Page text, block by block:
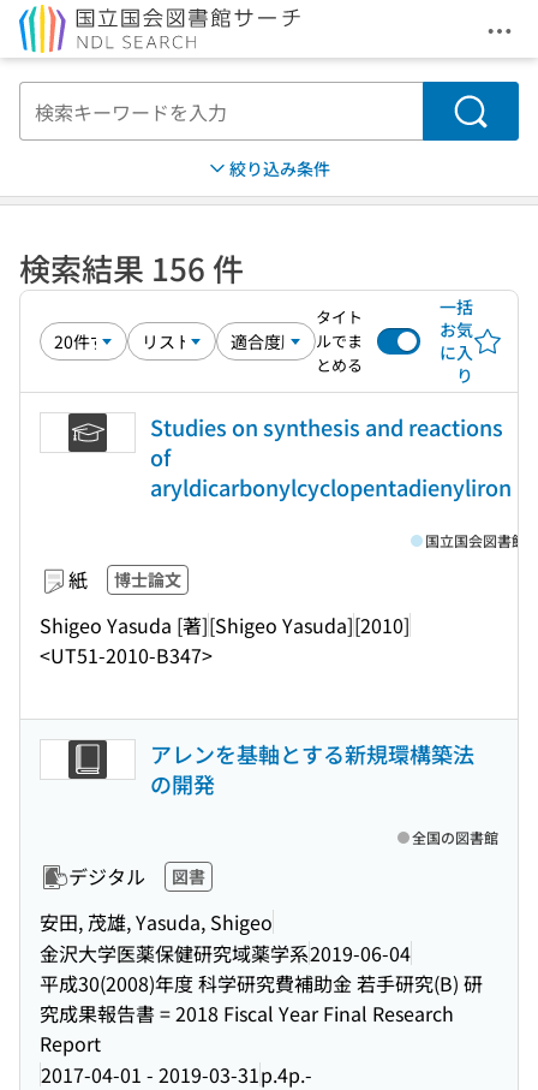
メ
検索
絞り込み条件
検索結果 156 件
タイト
ルでま
とめる
一括
お気
に入
り
Studies on synthesis and reactions
of
aryldicarbonylcyclopentadienyliron
紙 博士論文
Shigeo Yasuda [著][Shigeo Yasuda][2010]
<UT51-2010-B347>
国立国会図書館
アレンを基軸とする新規環構築法
の開発
デジタル 図書
安田, 茂雄, Yasuda, Shigeo
金沢大学医薬保健研究域薬学系2019-06-04
平成30(2008)年度 科学研究費補助金 若手研究(B) 研
究成果報告書 = 2018 Fiscal Year Final Research
Report
2017-04-01 - 2019-03-31p.4p.-
全国の図書館